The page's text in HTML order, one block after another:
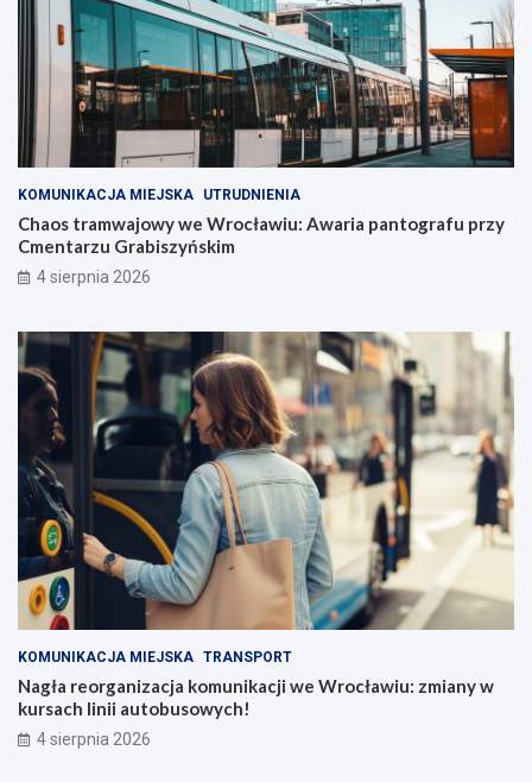
KOMUNIKACJA MIEJSKA UTRUDNIENIA
Chaos tramwajowy we Wrocławiu: Awaria pantografu przy
Cmentarzu Grabiszyńskim
4 sierpnia 2026
KOMUNIKACJA MIEJSKA TRANSPORT
Nagła reorganizacja komunikacji we Wrocławiu: zmiany w
kursach linii autobusowych!
4 sierpnia 2026